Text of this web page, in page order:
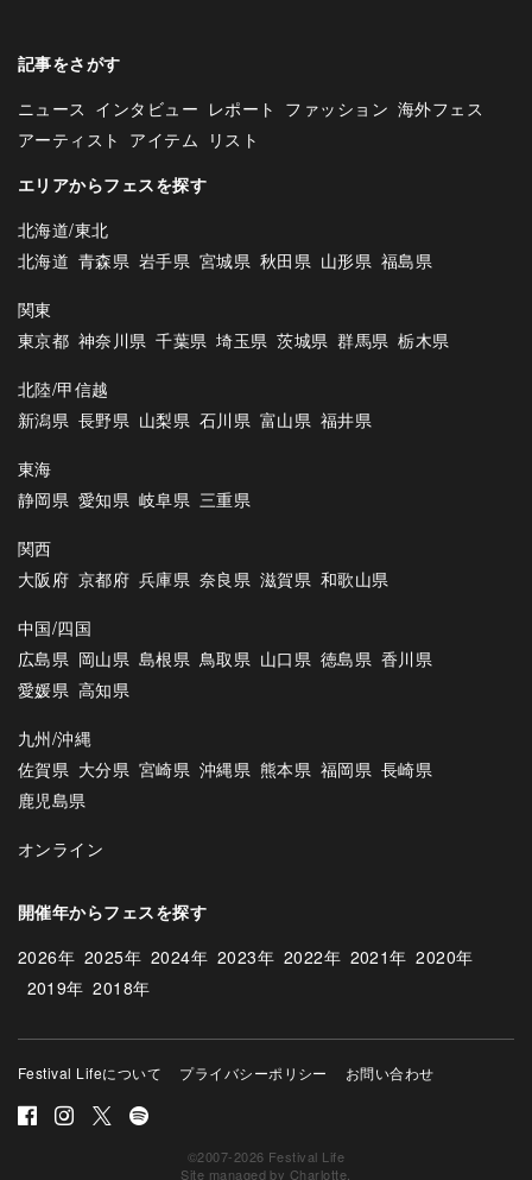
記事をさがす
ニュース インタビュー レポート ファッション 海外フェス
アーティスト アイテム
リスト
エリアからフェスを探す
北海道/東北
北海道 青森県 岩手県 宮城県 秋田県 山形県 福島県
関東
東京都 神奈川県 千葉県 埼玉県 茨城県 群馬県 栃木県
北陸/甲信越
新潟県 長野県 山梨県 石川県 富山県 福井県
東海
静岡県 愛知県 岐阜県 三重県
関西
大阪府 京都府 兵庫県 奈良県 滋賀県 和歌山県
中国/四国
広島県 岡山県 島根県 鳥取県 山口県 徳島県 香川県
愛媛県 高知県
九州/沖縄
佐賀県 大分県 宮崎県 沖縄県 熊本県 福岡県 長崎県
鹿児島県
オンライン
開催年からフェスを探す
2026年 2025年 2024年 2023年 2022年 2021年 2020年
2019年 2018年
Festival Lifeについて プライバシーポリシー お問い合わせ
©2007-2026 Festival Life
Site managed by Charlotte